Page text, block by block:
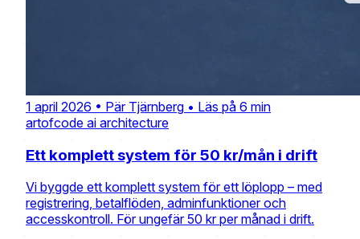
1 april 2026 • Pär Tjärnberg • Läs på 6 min
artofcode ai architecture
Ett komplett system för 50 kr/mån i drift
Vi byggde ett komplett system för ett löplopp – med
registrering, betalflöden, adminfunktioner och
accesskontroll. För ungefär 50 kr per månad i drift.